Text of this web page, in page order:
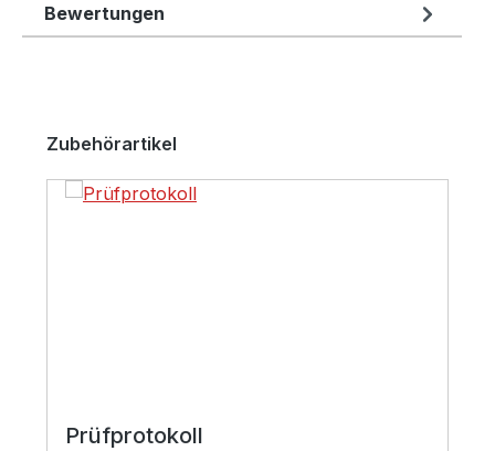
Bewertungen
Produktgalerie überspringen
Zubehörartikel
Prüfprotokoll